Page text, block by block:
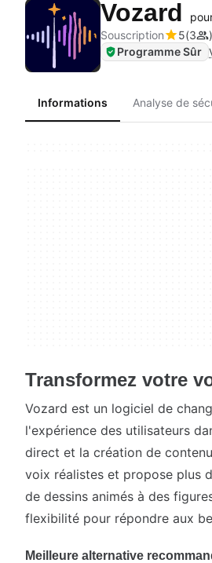
Vozard
Souscription
5 3
Programme Sûr
Informations Analyse de
Transformez votre
Vozard est un logiciel de
l'expérience des utilisateurs
direct et la création de
voix réalistes et propose plus
de dessins animés à des
flexibilité pour répondre aux
Meilleure alternative